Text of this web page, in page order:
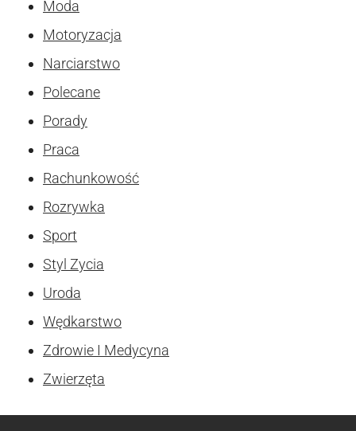
Moda
Motoryzacja
Narciarstwo
Polecane
Porady
Praca
Rachunkowość
Rozrywka
Sport
Styl Zycia
Uroda
Wędkarstwo
Zdrowie I Medycyna
Zwierzęta